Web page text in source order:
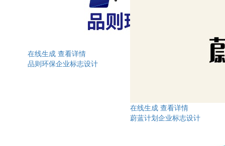
在线生成 查看详情
品则环保企业标志设计
在线生成 查看详情
蔚蓝计划企业标志设计